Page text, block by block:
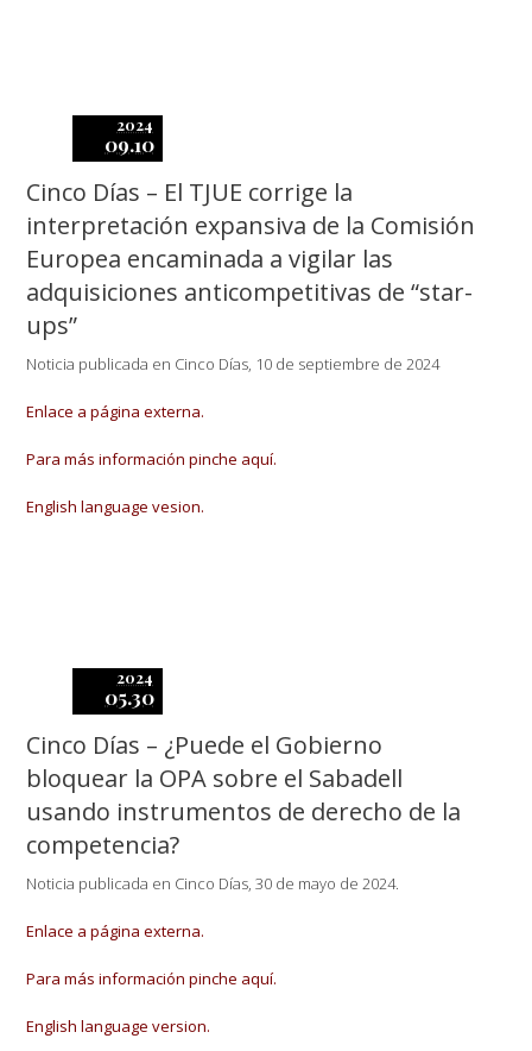
2024
09.10
Cinco Días – El TJUE corrige la
interpretación expansiva de la Comisión
Europea encaminada a vigilar las
adquisiciones anticompetitivas de “star-
ups”
Noticia publicada en Cinco Días, 10 de septiembre de 2024
Enlace a página externa.
Para más información pinche aquí.
English language vesion.
2024
05.30
Cinco Días – ¿Puede el Gobierno
bloquear la OPA sobre el Sabadell
usando instrumentos de derecho de la
competencia?
Noticia publicada en Cinco Días, 30 de mayo de 2024.
Enlace a página externa.
Para más información pinche aquí.
English language version.